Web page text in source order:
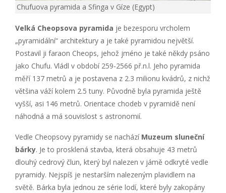
Chufuova pyramida a Sfinga v Gíze (Egypt)
Velká Cheopsova pyramida je bezesporu vrcholem
„pyramidální“ architektury a je také pyramidou největší.
Postavil ji faraon Cheops, jehož jméno je také někdy psáno
jako Chufu. Vládl v období 259-2566 př.n.l. Jeho pyramida
měří 137 metrů a je postavena z 2.3 milionu kvádrů, z nichž
většina váží kolem 2.5 tuny. Původně byla pyramida ještě
vyšší, asi 146 metrů. Orientace chodeb v pyramidě není
náhodná a má souvislost s astronomií.
Vedle Cheopsovy pyramidy se nachází Muzeum sluneční
bárky. Je to prosklená stavba, která obsahuje 43 metrů
dlouhý cedrový člun, který byl nalezen v jámě odkryté vedle
pyramidy. Nejspíš je nestarším nalezeným plavidlem na
světě. Bárka byla jednou ze série lodí, které byly zakopány